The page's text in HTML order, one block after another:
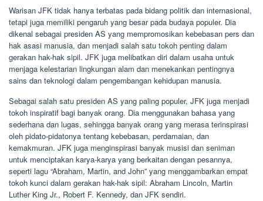
Warisan JFK tidak hanya terbatas pada bidang politik dan internasional,
tetapi juga memiliki pengaruh yang besar pada budaya populer. Dia
dikenal sebagai presiden AS yang mempromosikan kebebasan pers dan
hak asasi manusia, dan menjadi salah satu tokoh penting dalam
gerakan hak-hak sipil. JFK juga melibatkan diri dalam usaha untuk
menjaga kelestarian lingkungan alam dan menekankan pentingnya
sains dan teknologi dalam pengembangan kehidupan manusia.
Sebagai salah satu presiden AS yang paling populer, JFK juga menjadi
tokoh inspiratif bagi banyak orang. Dia menggunakan bahasa yang
sederhana dan lugas, sehingga banyak orang yang merasa terinspirasi
oleh pidato-pidatonya tentang kebebasan, perdamaian, dan
kemakmuran. JFK juga menginspirasi banyak musisi dan seniman
untuk menciptakan karya-karya yang berkaitan dengan pesannya,
seperti lagu “Abraham, Martin, and John” yang menggambarkan empat
tokoh kunci dalam gerakan hak-hak sipil: Abraham Lincoln, Martin
Luther King Jr., Robert F. Kennedy, dan JFK sendiri.